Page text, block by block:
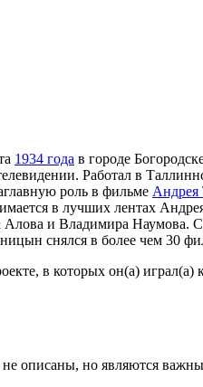
1934 года в городе
Работал в
роль в фильме Андрея
в лучших лентах
Алова и Владимира Наумова.
снялся в более чем 30
в которых он(а) играл(а)
описаны, но являются